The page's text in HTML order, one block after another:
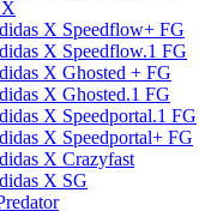
X Speedflow+ FG
X Speedflow.1 FG
X Ghosted + FG
X Ghosted.1 FG
X Speedportal.1 FG
X Speedportal+ FG
X Crazyfast
X SG